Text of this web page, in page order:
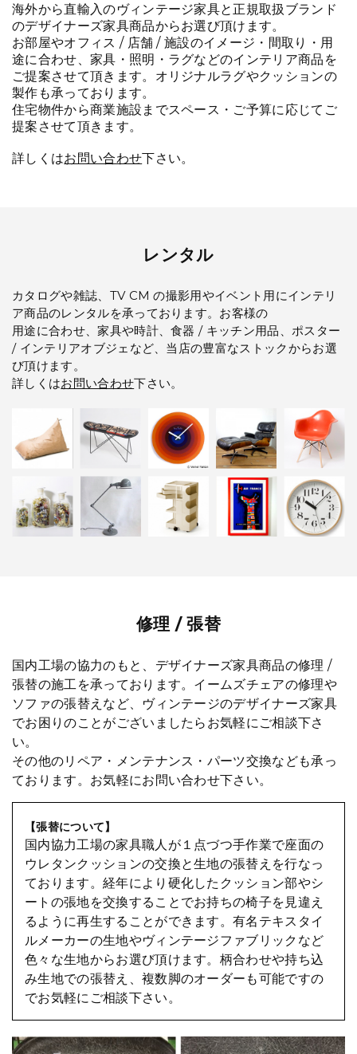
海外から直輸入のヴィンテージ家具と正規取扱ブランド
のデザイナーズ家具商品からお選び頂けます。
お部屋やオフィス / 店舗 / 施設のイメージ・間取り・用
途に合わせ、家具・照明・ラグなどのインテリア商品を
ご提案させて頂きます。オリジナルラグやクッションの
製作も承っております。
住宅物件から商業施設までスペース・ご予算に応じてご
提案させて頂きます。
詳しくはお問い合わせ下さい。
レンタル
カタログや雑誌、TV CM の撮影用やイベント用にインテリ
ア商品のレンタルを承っております。お客様の
用途に合わせ、家具や時計、食器 / キッチン用品、ポスター
/ インテリアオブジェなど、当店の豊富なストックからお選
び頂けます。
詳しくはお問い合わせ下さい。
修理 / 張替
国内工場の協力のもと、デザイナーズ家具商品の修理 /
張替の施工を承っております。イームズチェアの修理や
ソファの張替えなど、ヴィンテージのデザイナーズ家具
でお困りのことがございましたらお気軽にご相談下さ
い。
その他のリペア・メンテナンス・パーツ交換なども承っ
ております。お気軽にお問い合わせ下さい。
【張替について】
国内協力工場の家具職人が１点づつ手作業で座面の
ウレタンクッションの交換と生地の張替えを行なっ
ております。経年により硬化したクッション部やシ
ートの張地を交換することでお持ちの椅子を見違え
るように再生することができます。有名テキスタイ
ルメーカーの生地やヴィンテージファブリックなど
色々な生地からお選び頂けます。柄合わせや持ち込
み生地での張替え、複数脚のオーダーも可能ですの
でお気軽にご相談下さい。